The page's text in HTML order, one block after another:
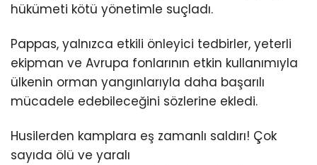
hükümeti kötü yönetimle suçladı.
Pappas, yalnızca etkili önleyici tedbirler, yeterli
ekipman ve Avrupa fonlarının etkin kullanımıyla
ülkenin orman yangınlarıyla daha başarılı
mücadele edebileceğini sözlerine ekledi.
Husilerden kamplara eş zamanlı saldırı! Çok
sayıda ölü ve yaralı